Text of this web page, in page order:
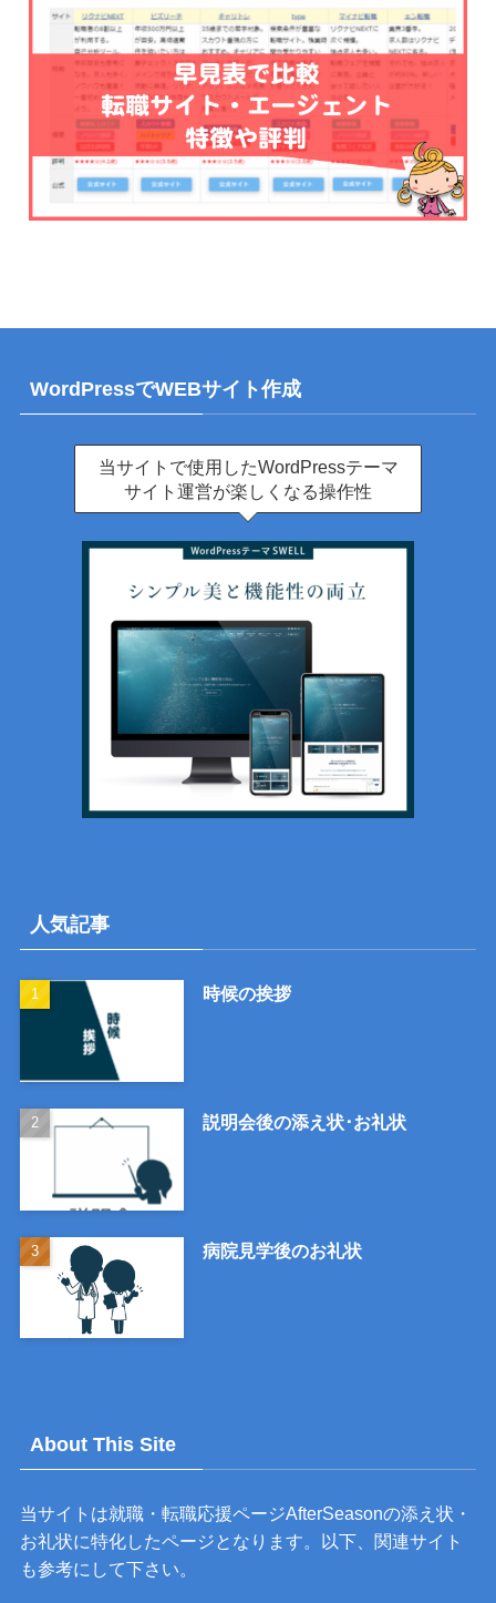
WordPressでWEBサイト作成
当サイトで使用したWordPressテーマ
サイト運営が楽しくなる操作性
人気記事
時候の挨拶
説明会後の添え状･お礼状
病院見学後のお礼状
About This Site
当サイトは就職・転職応援ページAfterSeasonの添え状・
お礼状に特化したページとなります。以下、関連サイト
も参考にして下さい。